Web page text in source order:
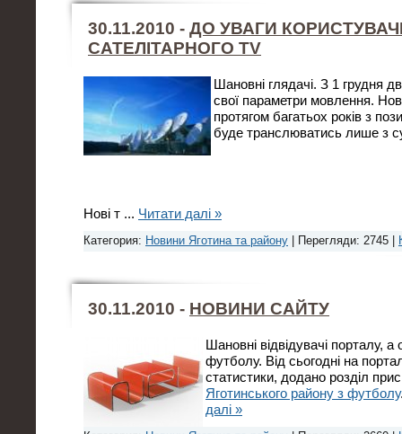
30.11.2010 - ДО УВАГИ
САТЕЛІТАРНОГО TV
Шановні глядачі. З 1 грудня
свої параметри мовлення.
протягом багатьох років з
буде транслюватись лише з
Нові т ... Читати далі »
Категория: Новини Яготина та району | Перегляди: 2745 |
30.11.2010 - НОВИНИ САЙТУ
Шановні відвідувачі порталу,
футболу. Від сьогодні на
статистики, додано розділ
Яготинського району з футболу
далі »